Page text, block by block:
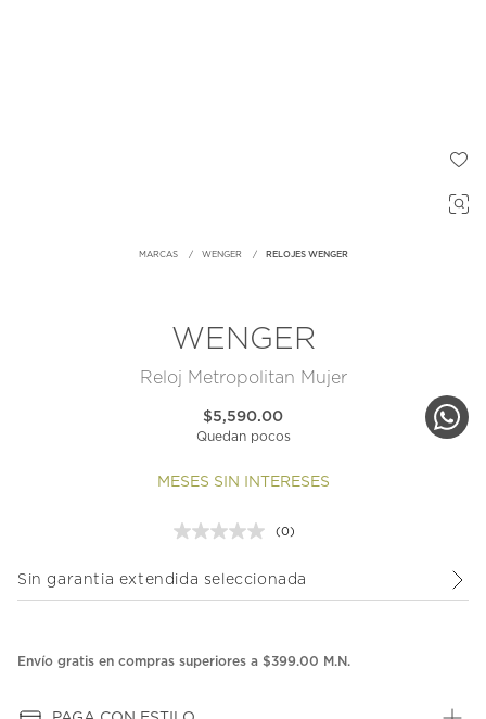
MARCAS WENGER RELOJES WENGER
WENGER
Reloj Metropolitan Mujer
$5,590.00
Quedan pocos
MESES SIN INTERESES
Sin
Enlace
(0)
Sin garantia extendida seleccionada
Envío gratis en compras superiores a $399.00 M.N.